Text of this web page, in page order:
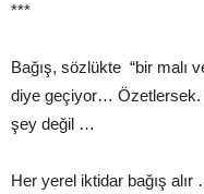
***
Bağış, sözlükte “bir malı
diye geçiyor… Özetlersek.
şey değil …
Her yerel iktidar bağış